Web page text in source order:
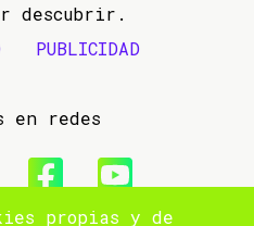
descubrir.
PUBLICIDAD
en redes
propias y de